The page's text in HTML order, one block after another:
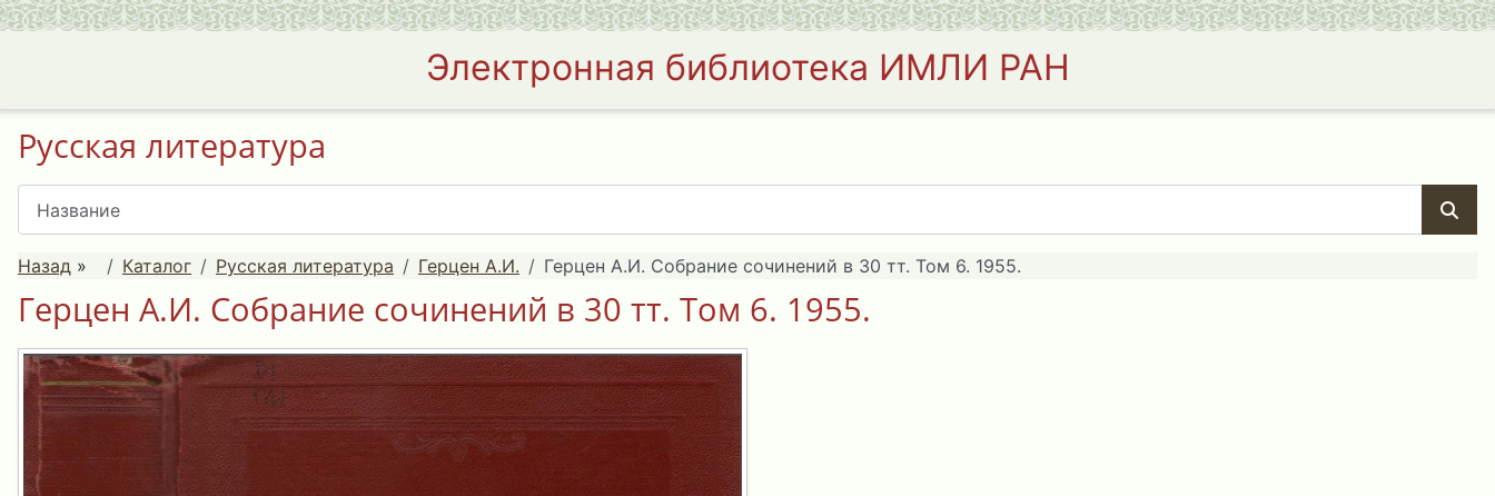
Электронная библиотека ИМЛИ РАН
Русская литература
Назад » Каталог Русская литература Герцен А.И. Герцен А.И. Собрание сочинений в 30 тт. Том 6. 1955.
Герцен А.И. Собрание сочинений в 30 тт. Том 6. 1955.